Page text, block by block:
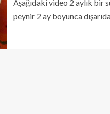
Aşağıdaki video 2 aylık bir
peynir 2 ay boyunca dışarıda